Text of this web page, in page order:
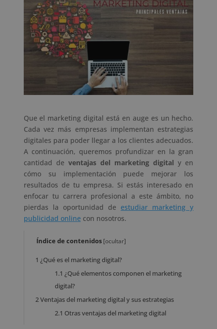
Que el marketing digital está en auge es un hecho.
Cada vez más empresas implementan estrategias
digitales para poder llegar a los clientes adecuados.
A continuación, queremos profundizar en la gran
cantidad de ventajas del marketing digitaly en
cómo su implementación puede mejorar los
resultados de tu empresa. Si estás interesado en
enfocar tu carrera profesional a este ámbito, no
pierdas la oportunidad de estudiar marketing y
publicidad onlinecon nosotros.
Índice de contenidos [ocultar]
1 ¿Qué es el marketing digital?
1.1 ¿Qué elementos componen el marketing
digital?
2Ventajas del marketing digital y sus estrategias
2.1 Otras ventajas del marketing digital